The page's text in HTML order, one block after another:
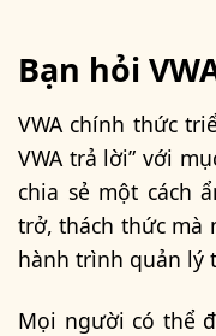
Bạn hỏi
VWA chính thức
VWA trả lời” với
chia sẻ một cách
trở, thách thức mà
hành trình quản lý
Mọi người có thể